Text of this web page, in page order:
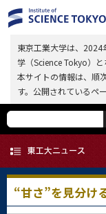
東京工業大学は、
学（Science Tokyo）と
本サイトの情報は、順次
す。公開されているペ
“甘さ”を見分け